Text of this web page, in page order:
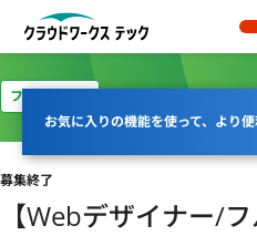
お気に入りの機能を使って、より
フルリモート
募集終了
【Webデザイナー/